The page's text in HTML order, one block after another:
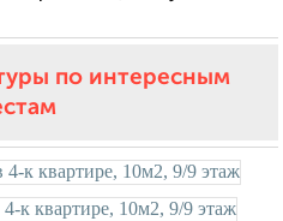
по интересным